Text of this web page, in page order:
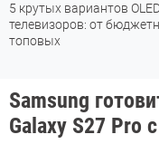
5 крутых вариантов
телевизоров: от
топовых
Samsung
Galaxy S27